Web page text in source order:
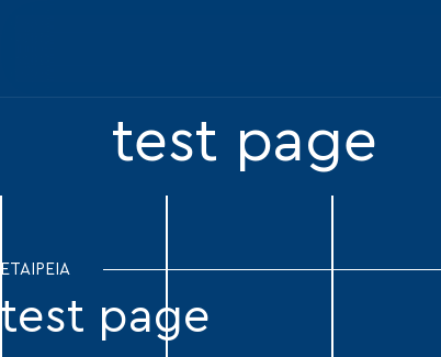
test page
ΕΤΑΙΡΕΙΑ
test page